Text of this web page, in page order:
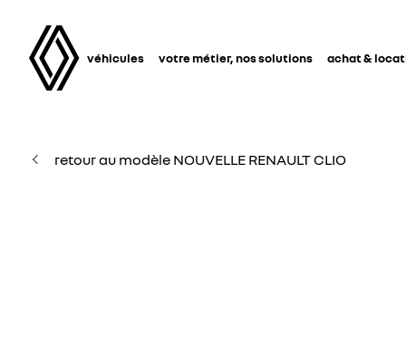
véhicules votre métier, nos solutions achat &
retour au modèle NOUVELLE RENAULT CLIO